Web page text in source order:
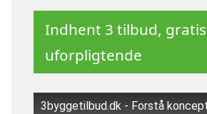
Indhent 3 tilbud,
uforpligtende
3byggetilbud.dk - Forstå